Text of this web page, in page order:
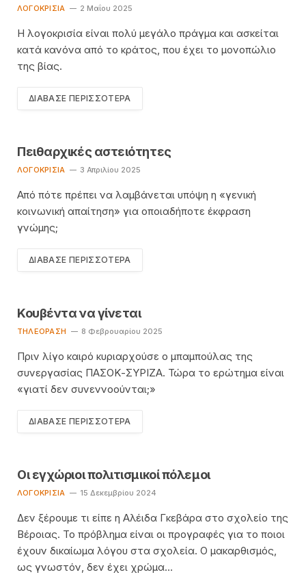
ΛΟΓΟΚΡΙΣΊΑ 2 Μαΐου 2025
Η λογοκρισία είναι πολύ μεγάλο πράγμα και ασκείται
κατά κανόνα από το κράτος, που έχει το μονοπώλιο
της βίας.
ΔΙΆΒΑΣΕ ΠΕΡΙΣΣΌΤΕΡΑ
Πειθαρχικές αστειότητες
ΛΟΓΟΚΡΙΣΊΑ 3 Απριλίου 2025
Από πότε πρέπει να λαμβάνεται υπόψη η «γενική
κοινωνική απαίτηση» για οποιαδήποτε έκφραση
γνώμης;
ΔΙΆΒΑΣΕ ΠΕΡΙΣΣΌΤΕΡΑ
Κουβέντα να γίνεται
TΗΛΕΌΡΑΣΗ 8 Φεβρουαρίου 2025
Πριν λίγο καιρό κυριαρχούσε ο μπαμπούλας της
συνεργασίας ΠΑΣΟΚ-ΣΥΡΙΖΑ. Τώρα το ερώτημα είναι
«γιατί δεν συνεννοούνται;»
ΔΙΆΒΑΣΕ ΠΕΡΙΣΣΌΤΕΡΑ
Οι εγχώριοι πολιτισμικοί πόλεμοι
ΛΟΓΟΚΡΙΣΊΑ 15 Δεκεμβρίου 2024
Δεν ξέρουμε τι είπε η Αλέιδα Γκεβάρα στο σχολείο της
Βέροιας. Το πρόβλημα είναι οι προγραφές για το ποιοι
έχουν δικαίωμα λόγου στα σχολεία. Ο μακαρθισμός,
ως γνωστόν, δεν έχει χρώμα…